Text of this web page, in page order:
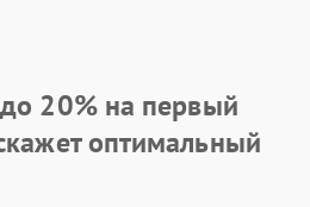
20%на первый
оптимальный